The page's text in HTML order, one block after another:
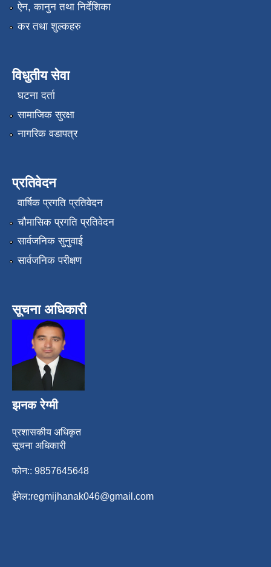
ऐन, कानुन तथा निर्देशिका
कर तथा शुल्कहरु
विधुतीय सेवा
घटना दर्ता
सामाजिक सुरक्षा
नागरिक वडापत्र
प्रतिवेदन
वार्षिक प्रगति प्रतिवेदन
चौमासिक प्रगति प्रतिवेदन
सार्वजनिक सुनुवाई
सार्वजनिक परीक्षण
सूचना अधिकारी
झनक रेग्मी
प्रशासकीय अधिकृत
सूचना अधिकारी
फोन:: 9857645648
ईमेल:regmijhanak046@gmail.com